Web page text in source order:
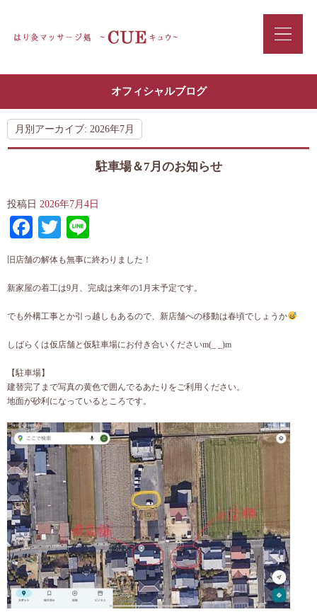
オフィシャルブログ
月別アーカイブ: 2026年7月
駐車場＆7月のお知らせ
投稿日 2026年7月4日
Facebook
Twitter
旧店舗の解体も無事に終わりました！
新家屋の着工は9月、完成は来年の1月末予定です。
でも外構工事とか引っ越しもあるので、新店舗への移動は春頃でしょうか
しばらくは仮店舗と仮駐車場にお付き合いくださいm(_ _)m
【駐車場】
建替完了まで写真の黄色で囲んでるあたりをご利用ください。
地面が砂利になっているところです。